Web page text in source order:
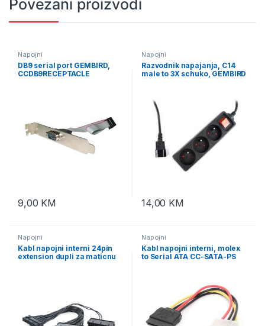
Povezani proizvodi
Napojni
DB9 serial port GEMBIRD,
CCDB9RECEPTACLE
9,00 KM
Napojni
Razvodnik napajanja, C14
male to 3X schuko, GEMBIRD
14,00 KM
Napojni
Kabl napojni interni 24pin
extension dupli za maticnu
Napojni
Kabl napojni interni, molex
to Serial ATA CC-SATA-PS